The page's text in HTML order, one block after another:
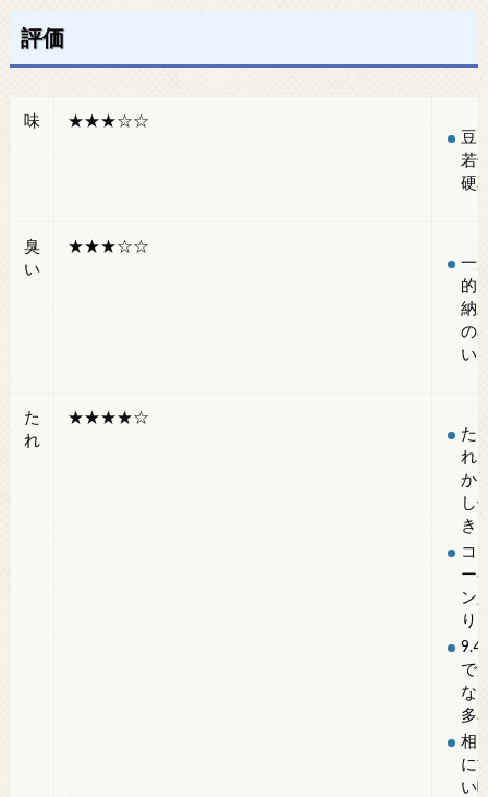
評価
味
★★★☆☆
豆
若
硬
臭
い
★★★☆☆
一
的
納
の
い
た
れ
★★★★☆
た
れ
か
し
き
コ
ー
ン
り
で
な
多
相
に
い